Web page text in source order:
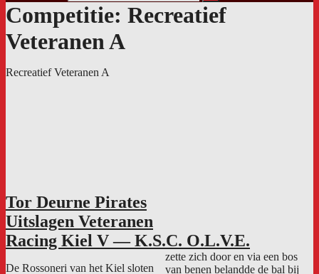
Competitie: Recreatief
Veteranen A
Recreatief Veteranen A
Tor Deurne Pirates
Uitslagen Veteranen
Racing Kiel V — K.S.C. O.L.V.E.
De Rossoneri van het Kiel sloten
zette zich door en via een bos
van benen belandde de bal bij